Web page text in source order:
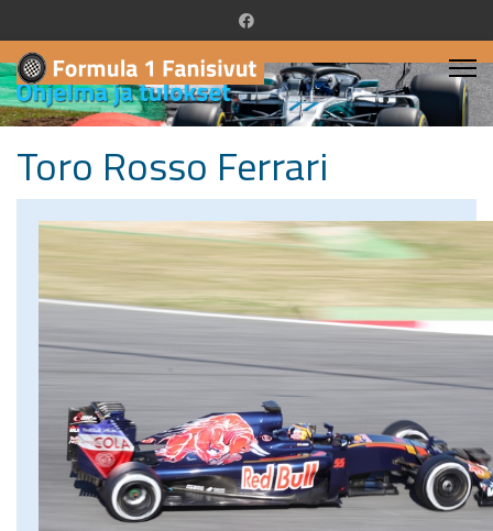
Toro Rosso Ferrari